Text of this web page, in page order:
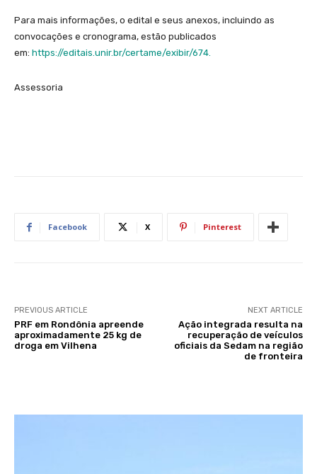
Para mais informações, o edital e seus anexos, incluindo as
convocações e cronograma, estão publicados
em: https://editais.unir.br/certame/exibir/674.
Assessoria
Facebook X Pinterest
PREVIOUS ARTICLE
PRF em Rondônia apreende
aproximadamente 25 kg de
droga em Vilhena
NEXT ARTICLE
Ação integrada resulta na
recuperação de veículos
oficiais da Sedam na região
de fronteira